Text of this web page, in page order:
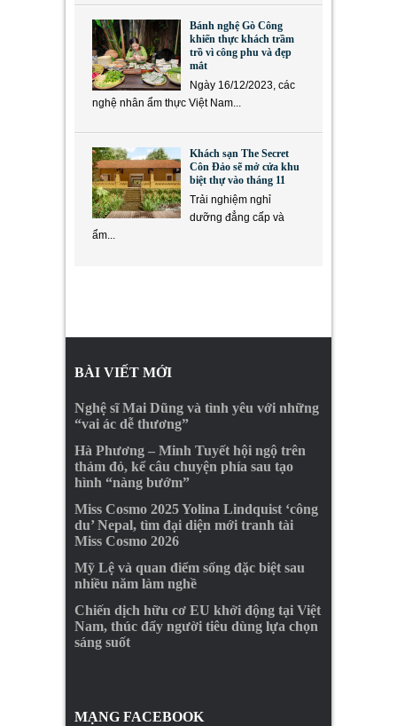
Bánh nghệ Gò Công
khiến thực khách trầm
trồ vì công phu và đẹp
mắt
Ngày 16/12/2023, các
nghệ nhân ẩm thực Việt Nam...
Khách sạn The Secret
Côn Đảo sẽ mở cửa khu
biệt thự vào tháng 11
Trải nghiệm nghỉ
dưỡng đẳng cấp và
ẩm...
BÀI VIẾT MỚI
Nghệ sĩ Mai Dũng và tình yêu với những
“vai ác dễ thương”
Hà Phương – Minh Tuyết hội ngộ trên
thảm đỏ, kể câu chuyện phía sau tạo
hình “nàng bướm”
Miss Cosmo 2025 Yolina Lindquist ‘công
du’ Nepal, tìm đại diện mới tranh tài
Miss Cosmo 2026
Mỹ Lệ và quan điểm sống đặc biệt sau
nhiều năm làm nghề
Chiến dịch hữu cơ EU khởi động tại Việt
Nam, thúc đẩy người tiêu dùng lựa chọn
sáng suốt
MẠNG FACEBOOK